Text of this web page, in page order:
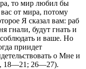
то мир любил бы
от мира, потому
Я сказал вам: раб
гнали, будут гнать и
и ваше. Но
приидет
о Мне и
18—21; 26—27).